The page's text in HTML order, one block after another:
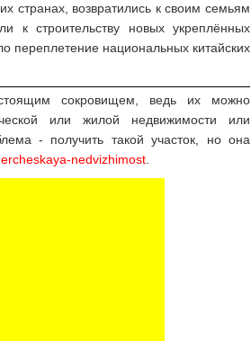
странах, возвратились к своим семьям
к строительству новых укреплённых
переплетение национальных китайских
сокровищем, ведь их можно
или жилой недвижимости или
- получить такой участок, но она
nedvizhimost